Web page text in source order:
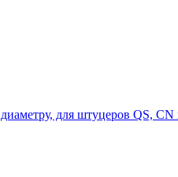
для штуцеров QS, CN